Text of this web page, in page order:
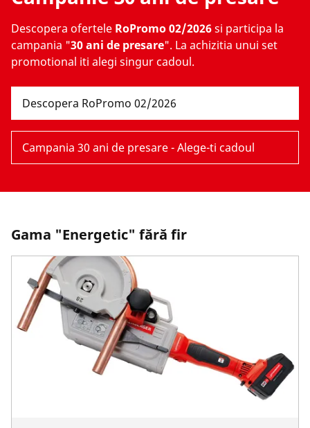
Descopera ofertele RoPromo 02/2026si participa la
campania "30 ani de presare". La achizitia unui set
promotional iti alegi singur cadoul.
Descopera RoPromo 02/2026
Campania 30 ani de presare - Alege-ti cadoul
Gama "Energetic" fără fir